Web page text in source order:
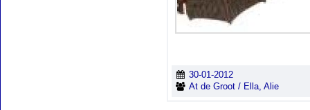
30-01-2012
At de Groot / Ella, Alie